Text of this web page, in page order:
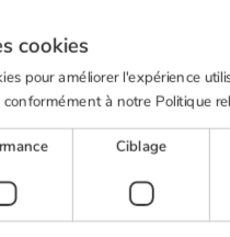
cookies
pour améliorer l'expérience
à notre Politique
Ciblage